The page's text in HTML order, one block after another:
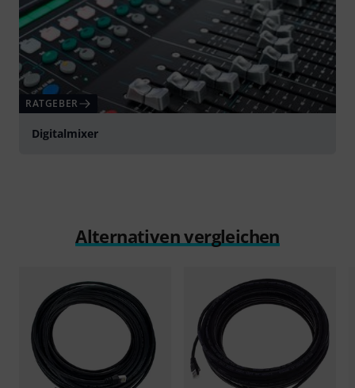
RATGEBER
Digitalmixer
Alternativen vergleichen